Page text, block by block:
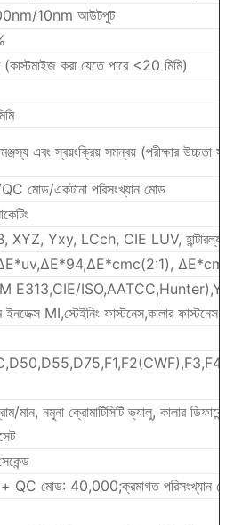
10nm আউটপুট
করা যেতে পারে <20 মিমি)
এবং স্বয়ংক্রিয় সমন্বয় (পরীক্ষার উচ্চতা
মোড/একটানা পরিসংখ্যান মোড
XYZ, Yxy, LCch, CIE LUV, হান্টারল্যাব
E313,CIE/
ইনডেক্স MI,স্টেইনিং ফাস্টনেস,কালার
মান, নমুনা ক্রোমাটিসিটি ভ্যালু, কালার
+ QC মোড: 40,000;ক্রমাগত পরিসংখ্যান